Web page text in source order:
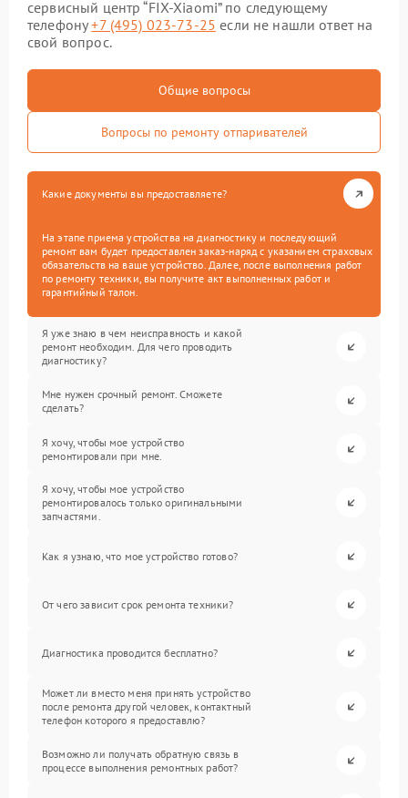
сервисный центр “FIX-Xiaomi” по следующему
телефону+7 (495) 023-73-25 если не нашли ответ на
свой вопрос.
Общие вопросы
Вопросы по ремонту отпаривателей
Какие документы вы предоставляете?
На этапе приема устройства на диагностику и последующий
ремонт вам будет предоставлен заказ-наряд с указанием страховых
обязательств на ваше устройство. Далее, после выполнения работ
по ремонту техники, вы получите акт выполненных работ и
гарантийный талон.
Я уже знаю в чем неисправность и какой
ремонт необходим. Для чего проводить
диагностику?
Мне нужен срочный ремонт. Сможете
сделать?
Я хочу, чтобы мое устройство
ремонтировали при мне.
Я хочу, чтобы мое устройство
ремонтировалось только оригинальными
запчастями.
Как я узнаю, что мое устройство готово?
От чего зависит срок ремонта техники?
Диагностика проводится бесплатно?
Может ли вместо меня принять устройство
после ремонта другой человек, контактный
телефон которого я предоставлю?
Возможно ли получать обратную связь в
процессе выполнения ремонтных работ?